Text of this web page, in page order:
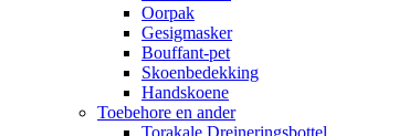
Oorpak
Gesigmasker
Bouffant-pet
Skoenbedekking
Handskoene
Toebehore en ander
Torakale Dreineringsbottel